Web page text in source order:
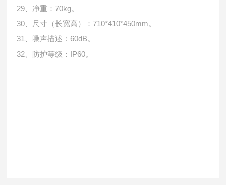
29、净重：70kg。
30、尺寸（长宽高）：710*410*450mm。
31、噪声描述：60dB。
32、防护等级：IP60。